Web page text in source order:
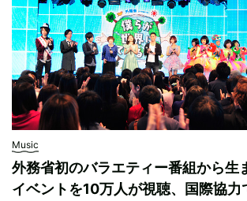
Music
外務省初のバラエティー番組から生
イベントを10万人が視聴、国際協力